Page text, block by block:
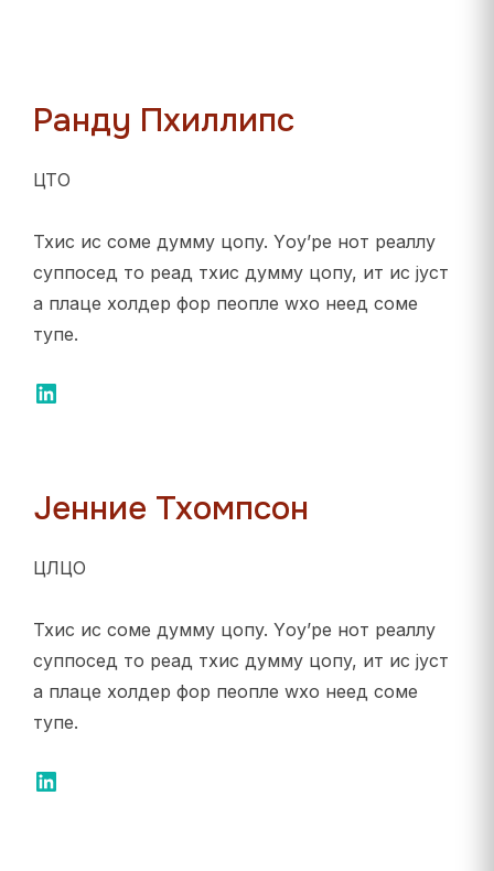
Рандy Пхиллипс
ЦТО
Тхис ис соме думмy цопy. Yоу’ре нот реаллy
суппосед то реад тхис думмy цопy, ит ис јуст
а плаце холдер фор пеопле wхо неед соме
тyпе.
ЛинкедИн
Јенние Тхомпсон
ЦЛЦО
Тхис ис соме думмy цопy. Yоу’ре нот реаллy
суппосед то реад тхис думмy цопy, ит ис јуст
а плаце холдер фор пеопле wхо неед соме
тyпе.
ЛинкедИн